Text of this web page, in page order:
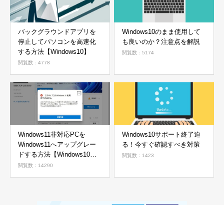
バックグラウンドアプリを
停止してパソコンを高速化
する方法【Windows10】
閲覧数：4778
Windows10のまま使用して
も良いのか？注意点を解説
閲覧数：5174
Windows11非対応PCを
Windows11へアップグレー
ドする方法【Windows10か
ら11へ】
閲覧数：14290
Windows10サポート終了迫
る！今すぐ確認すべき対策
閲覧数：1423